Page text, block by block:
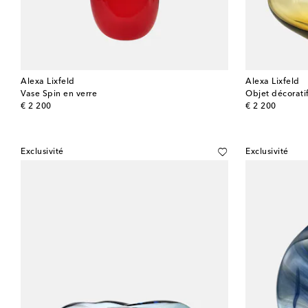
Alexa Lixfeld
Vase Spin en verre
€ 2 200
original price
Alexa Lixfeld
Objet
€ 2 200
original price
Exclusivité Exclusivité